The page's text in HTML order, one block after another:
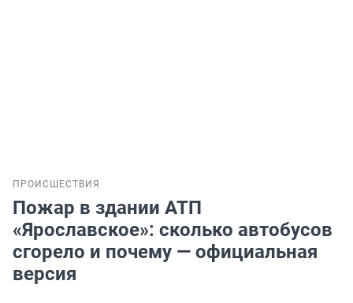
ПРОИСШЕСТВИЯ
Пожар в здании АТП
«Ярославское»: сколько автобусов
сгорело и почему — официальная
версия